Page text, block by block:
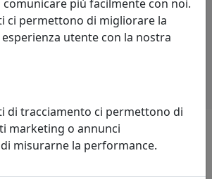
una recensione
più facilmente con noi.
ci permettono di migliorare la
utente con la nostra
di tracciamento ci permettono di
marketing o annunci
misurarne la performance.